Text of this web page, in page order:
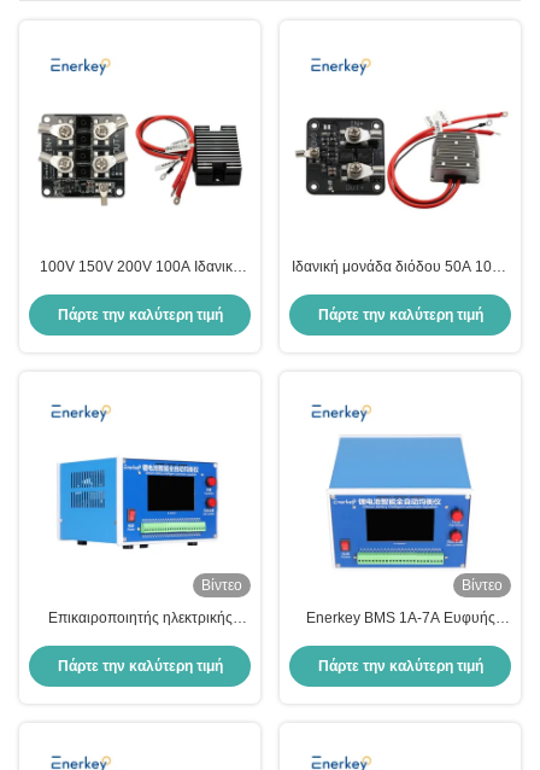
100V 150V 200V 100A Ιδανική
Πώλησης Αντι-Αναστροφή
Πάρτε την καλύτερη τιμή
Ιδανική μονάδα διόδου 50A 100V
Πάρτε την καλύτερη τιμή
Βίντεο
Επικαιροποιητής ηλεκτρικής
Automatic Equalizer 2-24S 1-
7AMP
Πάρτε την καλύτερη τιμή
Βίντεο
Enerkey BMS 1A-7A Ευφυής
μπαταρία Li-ion/Lifepo4/Lto
Πάρτε την καλύτερη τιμή